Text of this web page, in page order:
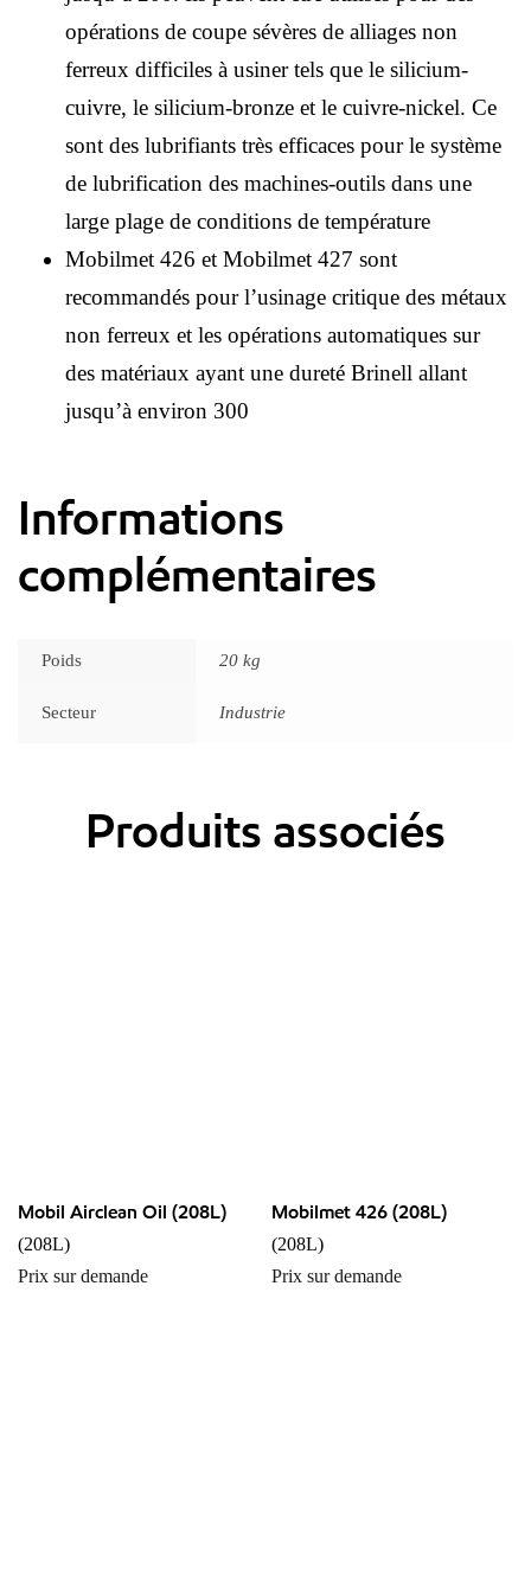
opérations de coupe sévères de alliages non
ferreux difficiles à usiner tels que le silicium-
cuivre, le silicium-bronze et le cuivre-nickel. Ce
sont des lubrifiants très efficaces pour le système
de lubrification des machines-outils dans une
large plage de conditions de température
Mobilmet 426 et Mobilmet 427 sont
recommandés pour l’usinage critique des métaux
non ferreux et les opérations automatiques sur
des matériaux ayant une dureté Brinell allant
jusqu’à environ 300
Informations
complémentaires
Poids 20 kg
Secteur Industrie
Produits associés
Mobil Airclean Oil (208L)
(208L)
Prix sur demande
Mobilmet 426 (208L)
(208L)
Prix sur demande